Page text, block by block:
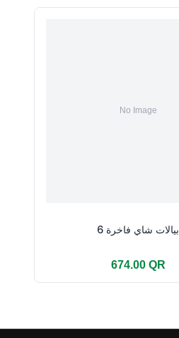
بيالات شاي فاخرة 6
674.00 QR